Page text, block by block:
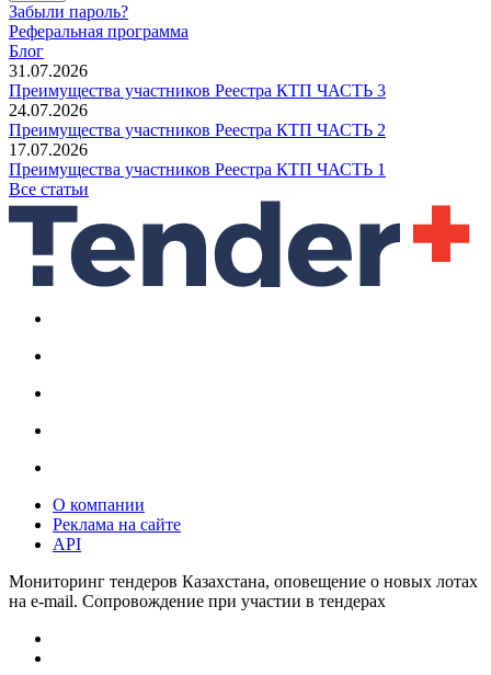
Забыли пароль?
Реферальная программа
Блог
31.07.2026
Преимущества участников Реестра КТП ЧАСТЬ 3
24.07.2026
Преимущества участников Реестра КТП ЧАСТЬ 2
17.07.2026
Преимущества участников Реестра КТП ЧАСТЬ 1
Все статьи
О компании
Реклама на сайте
API
Мониторинг тендеров Казахстана, оповещение о новых лотах
на e-mail. Сопровождение при участии в тендерах